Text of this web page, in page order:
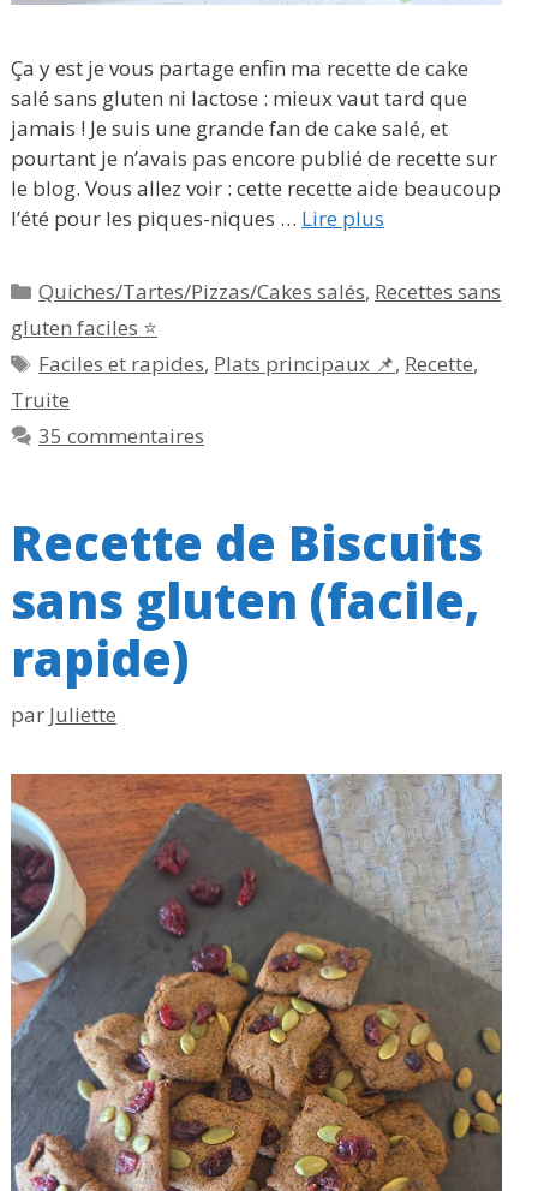
Ça y est je vous partage enfin ma recette de cake
salé sans gluten ni lactose : mieux vaut tard que
jamais ! Je suis une grande fan de cake salé, et
pourtant je n’avais pas encore publié de recette sur
le blog. Vous allez voir : cette recette aide beaucoup
l’été pour les piques-niques … Lire plus
Catégories
Quiches/Tartes/Pizzas/Cakes salés, Recettes sans
gluten faciles ⭐
Étiquettes
Faciles et rapides, Plats principaux 📌, Recette,
Truite
35 commentaires
Recette de Biscuits
sans gluten (facile,
rapide)
par Juliette